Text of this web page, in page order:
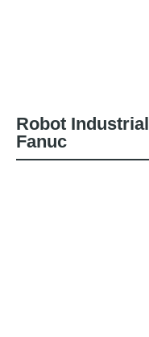
Robot Industrial
Fanuc